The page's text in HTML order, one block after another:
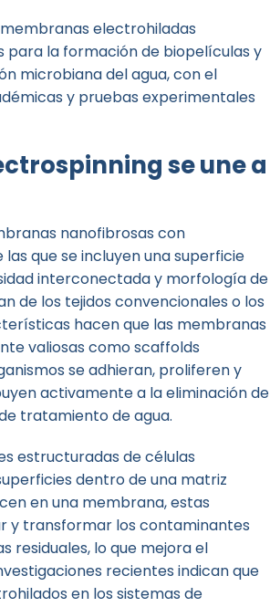
electrohiladas
la formación de biopelículas y
microbiana del agua, con el
y pruebas experimentales
se une a
nanofibrosas con
que se incluyen una superficie
interconectada y morfología de
de los tejidos convencionales o los
hacen que las membranas
valiosas como scaffolds
se adhieran, proliferen y
activamente a la eliminación de
tratamiento de agua.
estructuradas de células
dentro de una matriz
en una membrana, estas
y transformar los contaminantes
residuales, lo que mejora el
recientes indican que
en los sistemas de